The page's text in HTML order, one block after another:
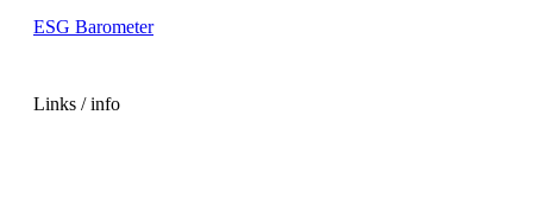
ESG Barometer
Links / info